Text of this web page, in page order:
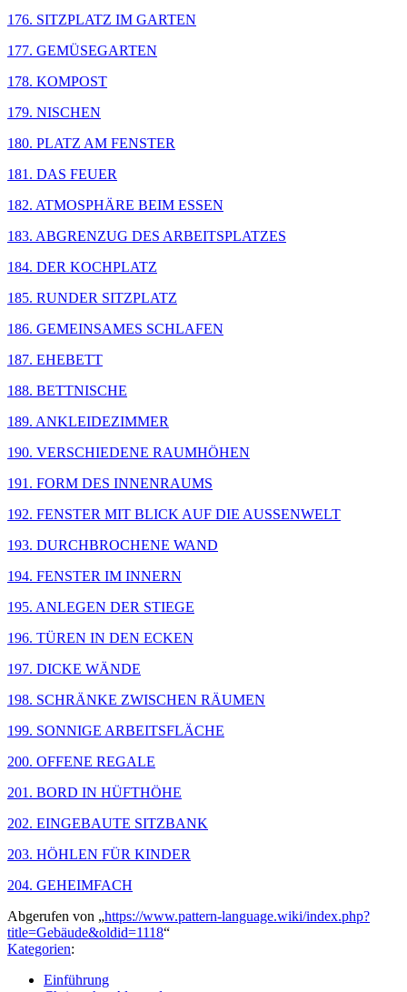
176. SITZPLATZ IM GARTEN
177. GEMÜSEGARTEN
178. KOMPOST
179. NISCHEN
180. PLATZ AM FENSTER
181. DAS FEUER
182. ATMOSPHÄRE BEIM ESSEN
183. ABGRENZUG DES ARBEITSPLATZES
184. DER KOCHPLATZ
185. RUNDER SITZPLATZ
186. GEMEINSAMES SCHLAFEN
187. EHEBETT
188. BETTNISCHE
189. ANKLEIDEZIMMER
190. VERSCHIEDENE RAUMHÖHEN
191. FORM DES INNENRAUMS
192. FENSTER MIT BLICK AUF DIE AUSSENWELT
193. DURCHBROCHENE WAND
194. FENSTER IM INNERN
195. ANLEGEN DER STIEGE
196. TÜREN IN DEN ECKEN
197. DICKE WÄNDE
198. SCHRÄNKE ZWISCHEN RÄUMEN
199. SONNIGE ARBEITSFLÄCHE
200. OFFENE REGALE
201. BORD IN HÜFTHÖHE
202. EINGEBAUTE SITZBANK
203. HÖHLEN FÜR KINDER
204. GEHEIMFACH
Abgerufen von „https://www.pattern-language.wiki/index.php?
title=Gebäude&oldid=1118“
Kategorien:
Einführung